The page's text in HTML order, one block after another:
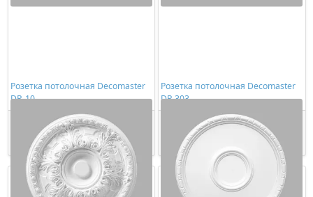
Розетка потолочная Decomaster
DR-10
4430,00 ₽/шт
Купить
Розетка потолочная Decomaster
DR 303
5185,00 ₽/шт